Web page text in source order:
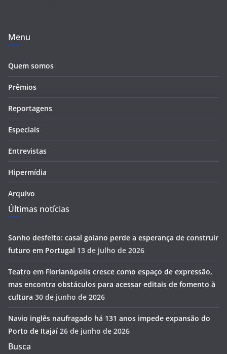
Menu
Quem somos
Prêmios
Reportagens
Especiais
Entrevistas
Hipermídia
Arquivo
Últimas notícias
Sonho desfeito: casal goiano perde a esperança de construir
futuro em Portugal 13 de julho de 2026
Teatro em Florianópolis cresce como espaço de expressão,
mas encontra obstáculos para acessar editais de fomento à
cultura 30 de junho de 2026
Navio inglês naufragado há 131 anos impede expansão do
Porto de Itajaí 26 de junho de 2026
Busca